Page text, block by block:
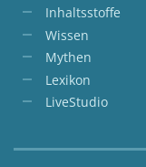
Inhaltsstoffe
Wissen
Mythen
Lexikon
LiveStudio